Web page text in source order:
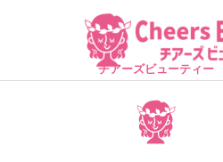
チアーズビューティー